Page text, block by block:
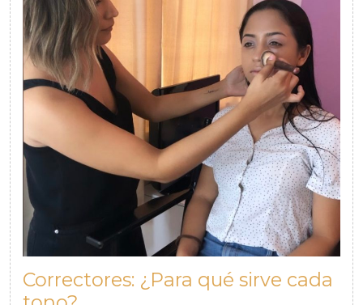
Correctores: ¿Para qué sirve cada